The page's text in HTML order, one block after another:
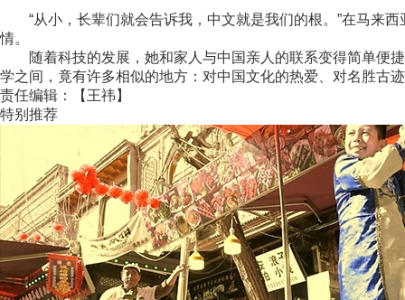
“从小，长辈们就会告诉我，中文就是我们的根。”在马来西
情。
随着科技的发展，她和家人与中国亲人的联系变得简单便捷
学之间，竟有许多相似的地方：对中国文化的热爱、对名胜
责任编辑：【王祎】
特别推荐